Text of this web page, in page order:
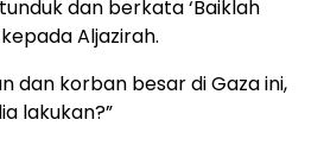
dan berkata ‘Baiklah
Aljazirah.
dan korban besar di Gaza ini,
lakukan?”